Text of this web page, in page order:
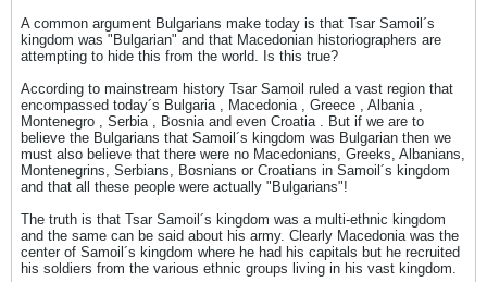
A common argument Bulgarians make today is that Tsar Samoil´s
kingdom was "Bulgarian" and that Macedonian historiographers are
attempting to hide this from the world. Is this true?
According to mainstream history Tsar Samoil ruled a vast region that
encompassed today´s Bulgaria , Macedonia , Greece , Albania ,
Montenegro , Serbia , Bosnia and even Croatia . But if we are to
believe the Bulgarians that Samoil´s kingdom was Bulgarian then we
must also believe that there were no Macedonians, Greeks, Albanians,
Montenegrins, Serbians, Bosnians or Croatians in Samoil´s kingdom
and that all these people were actually "Bulgarians"!
The truth is that Tsar Samoil´s kingdom was a multi-ethnic kingdom
and the same can be said about his army. Clearly Macedonia was the
center of Samoil´s kingdom where he had his capitals but he recruited
his soldiers from the various ethnic groups living in his vast kingdom.